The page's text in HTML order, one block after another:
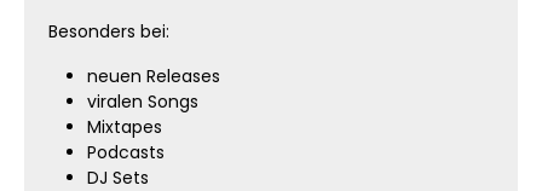
Besonders bei:
neuen Releases
viralen Songs
Mixtapes
Podcasts
DJ Sets